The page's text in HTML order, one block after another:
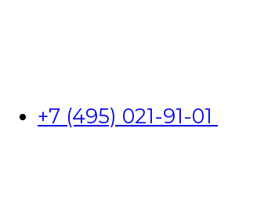
+7 (495) 021-91-01